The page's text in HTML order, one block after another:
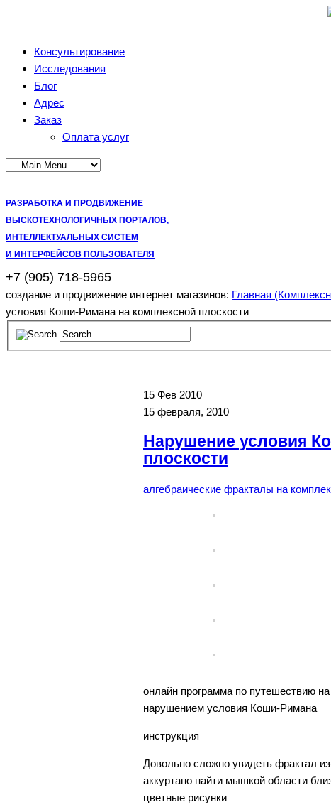
Консультирование
Исследования
Блог
Адрес
Заказ
Оплата услуг
РАЗРАБОТКА И ПРОДВИЖЕНИЕ
ВЫСКОТЕХНОЛОГИЧНЫХ ПОРТАЛОВ,
ИНТЕЛЛЕКТУАЛЬНЫХ СИСТЕМ
И ИНТЕРФЕЙСОВ ПОЛЬЗОВАТЕЛЯ
+7 (905) 718-5965
создание и продвижение интернет магазинов: Главная
условия Коши-Римана на комплексной плоскости
15 Фев 2010
15 февраля, 2010
Нарушение условия
плоскости
алгебраические фракталы на
онлайн программа по путешествию
нарушением условия Коши-Римана
инструкция
Довольно сложно увидеть фрактал
аккуртано найти мышкой области
цветные рисунки